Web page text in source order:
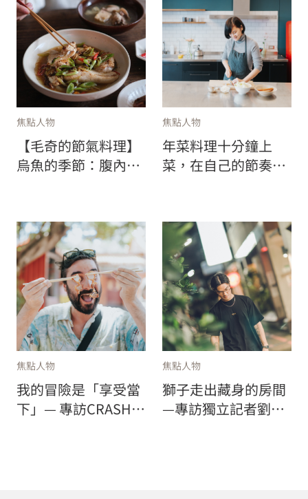
焦點人物
【毛奇的節氣料理】
烏魚的季節：腹內二
焦點人物
年菜料理十分鐘上
菜，在自己的節奏裡
焦點人物
我的冒險是「享受當
下」— 專訪CRASH
焦點人物
獅子走出藏身的房間
—專訪獨立記者劉致